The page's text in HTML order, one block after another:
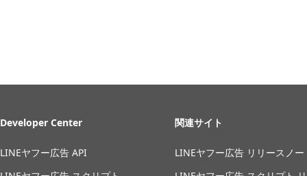
Developer Center
LINEヤフー広告 API
関連サイト
LINEヤフー広告 リリースノー